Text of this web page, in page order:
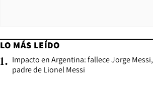
LO MÁS LEÍDO
1. Impacto en Argentina: fallece Jorge Messi,
padre de Lionel Messi